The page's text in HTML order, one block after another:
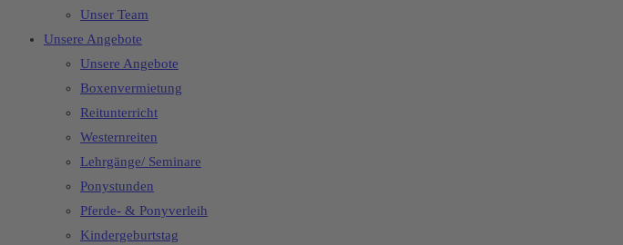
Unser Team
Unsere Angebote
Unsere Angebote
Boxenvermietung
Reitunterricht
Westernreiten
Lehrgänge/ Seminare
Ponystunden
Pferde- & Ponyverleih
Kindergeburtstag